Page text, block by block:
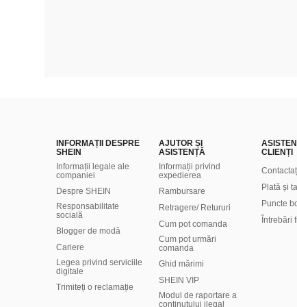
INFORMAȚII DESPRE
SHEIN
Informații legale ale
companiei
Despre SHEIN
Responsabilitate
socială
Blogger de modă
Cariere
Legea privind serviciile
digitale
Trimiteți o reclamație
AJUTOR ȘI
ASISTENȚĂ
Informații privind
expedierea
Rambursare
Retragere/ Retururi
Cum pot comanda
Cum pot urmări
comanda
Ghid mărimi
SHEIN VIP
Modul de raportare a
conținutului ilegal
CLIENȚI
Plată și
Puncte
Întrebări